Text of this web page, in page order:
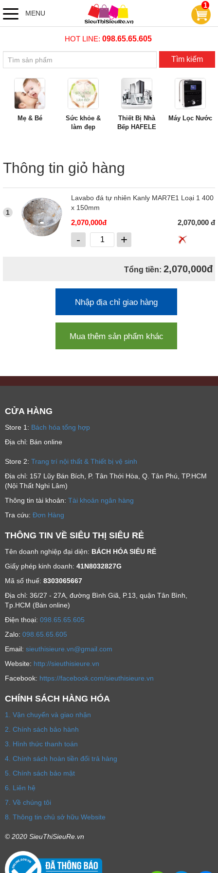
MENU
1
HOT LINE: 098.65.65.605
Tìm kiếm
Mẹ & Bé
Sức khỏe &
làm đẹp
Thiết Bị Nhà
Bếp HAFELE
Máy Lọc Nước
Thông tin giỏ hàng
1
Lavabo đá tự nhiên Kanly MAR7E1 Loại 1 400
x 150mm
2,070,000đ
- +
2,070,000 đ
Tổng tiền: 2,070,000đ
Nhập địa chỉ giao hàng
Mua thêm sản phẩm khác
CỬA HÀNG
Store 1: Bách hóa tổng hợp
Địa chỉ: Bán online
Store 2: Trang trí nội thất & Thiết bị vệ sinh
Địa chỉ: 157 Lũy Bán Bích, P. Tân Thới Hòa, Q. Tân Phú, TP.HCM
(Nội Thất Nghi Lâm)
Thông tin tài khoản: Tài khoản ngân hàng
Tra cứu: Đơn Hàng
THÔNG TIN VỀ SIÊU THỊ SIÊU RẺ
Tên doanh nghiệp đại diện: BÁCH HÓA SIÊU RẺ
Giấy phép kinh doanh: 41N8032827G
Mã số thuế: 8303065667
Địa chỉ: 36/27 - 27A, đường Bình Giã, P.13, quận Tân Bình,
Tp.HCM (Bán online)
Ðiện thoại: 098.65.65.605
Zalo: 098.65.65.605
Email: sieuthisieure.vn@gmail.com
Website: http://sieuthisieure.vn
Facebook: https://facebook.com/sieuthisieure.vn
CHÍNH SÁCH HÀNG HÓA
1. Vận chuyển và giao nhận
2. Chính sách bảo hành
3. Hình thức thanh toán
4. Chính sách hoàn tiền đổi trả hàng
5. Chính sách bảo mật
6. Liên hệ
7. Về chúng tôi
8. Thông tin chủ sở hữu Website
© 2020 SieuThiSieuRe.vn